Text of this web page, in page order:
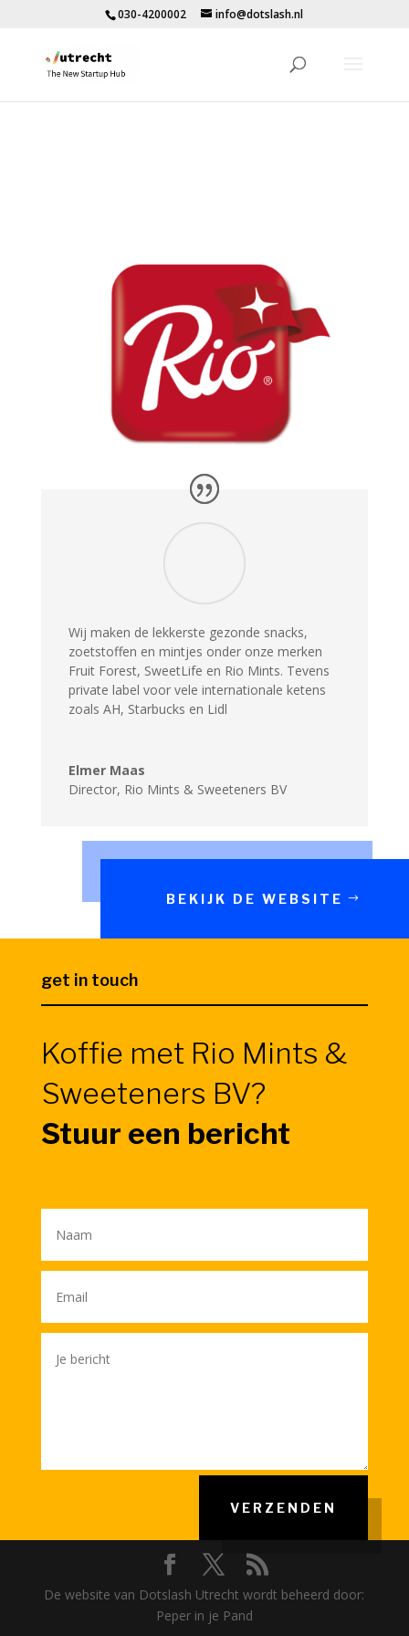
030-4200002 info@dotslash.nl
Wij maken de lekkerste gezonde snacks,
zoetstoffen en mintjes onder onze merken
Fruit Forest, SweetLife en Rio Mints. Tevens
private label voor vele internationale ketens
zoals AH, Starbucks en Lidl
Elmer Maas
Director, Rio Mints & Sweeteners BV
BEKIJK DE WEBSITE
get in touch
Koffie met Rio Mints &
Sweeteners BV?
Stuur een bericht
VERZENDEN
De website van Dotslash Utrecht wordt beheerd door:
Peper in je Pand